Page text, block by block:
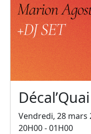
Vendredi, 28 mars
20H00 - 01H00